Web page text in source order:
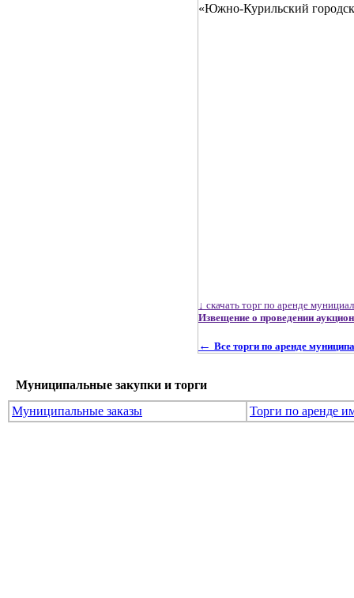
«Южно-
↓ скачать торг по аренде
Извещение о проведении
← Все торги по аренде
Муниципальные закупки и торги
Муниципальные заказы
Торги по аренде